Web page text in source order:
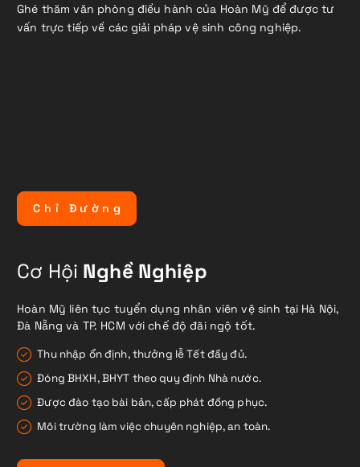
Ghé thăm văn phòng điều hành của Hoàn Mỹ để được tư
vấn trực tiếp về các giải pháp vệ sinh công nghiệp.
C h ỉ Đ ư ờ n g
Cơ Hội Nghề Nghiệp
Hoàn Mỹ liên tục tuyển dụng nhân viên vệ sinh tại Hà Nội,
Đà Nẵng và TP. HCM với chế độ đãi ngộ tốt.
Thu nhập ổn định, thưởng lễ Tết đầy đủ.
Đóng BHXH, BHYT theo quy định Nhà nước.
Được đào tạo bài bản, cấp phát đồng phục.
Môi trường làm việc chuyên nghiệp, an toàn.